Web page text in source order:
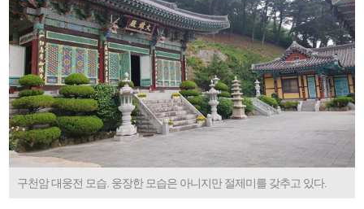
구천암 대웅전 모습. 웅장한 모습은 아니지만 절제미를 갖추고 있다.